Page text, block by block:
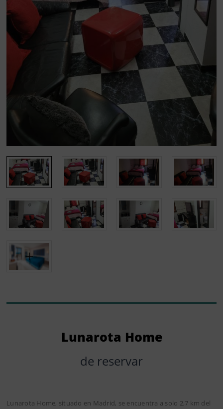
Lunarota Home
de reservar
Lunarota Home, situado en Madrid, se encuentra a solo 2,7 km del